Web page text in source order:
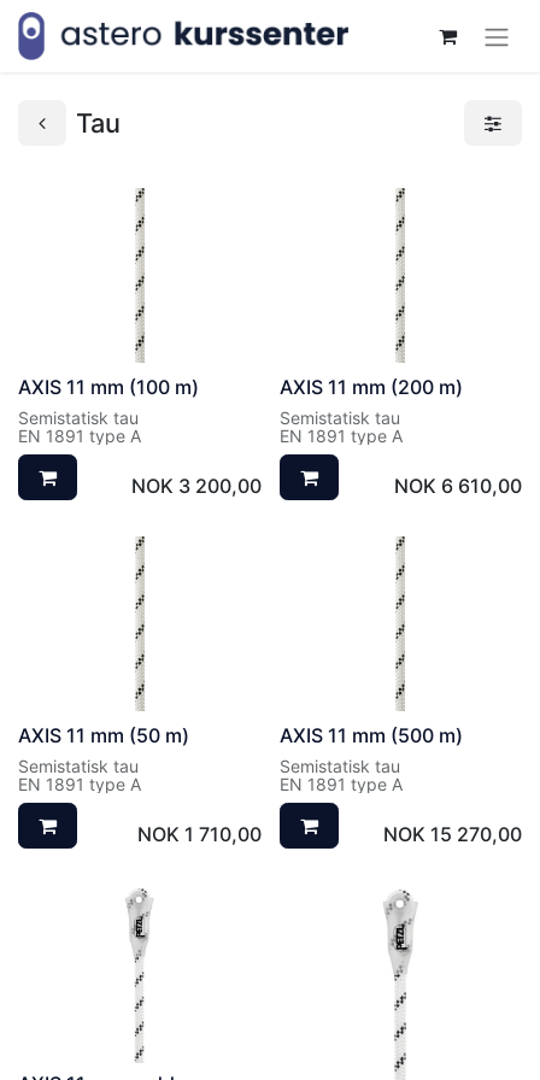
Tau
AXIS 11 mm (100 m)
Semistatisk tau
EN 1891 type A
NOK 3 200,00
AXIS 11 mm (200 m)
Semistatisk tau
EN 1891 type A
NOK 6 610,00
AXIS 11 mm (50 m)
Semistatisk tau
EN 1891 type A
NOK 1 710,00
AXIS 11 mm (500 m)
Semistatisk tau
EN 1891 type A
NOK 15 270,00